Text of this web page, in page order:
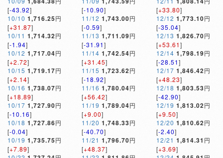
[-43.92]
10/10 1,716.25円
[+31.87]
10/11 1,714.32円
[-1.94]
10/12 1,717.04円
[+2.72]
10/15 1,719.17円
[+2.14]
10/16 1,738.07円
[+18.89]
10/17 1,727.90円
[-10.16]
10/18 1,727.86円
[-0.04]
10/19 1,735.75円
[+7.89]
[-10.90]
11/12 1,743.00円
[-0.59]
11/13 1,711.09円
[-31.91]
11/14 1,742.54円
[+31.45]
11/15 1,723.62円
[-18.92]
11/16 1,780.04円
[+56.42]
11/19 1,789.04円
[+9.00]
11/20 1,748.33円
[-40.70]
11/21 1,796.70円
[+48.37]
[+33.80]
12/12 1,773.10円
[-35.04]
12/13 1,826.70円
[+53.61]
12/14 1,798.19円
[-28.51]
12/17 1,846.42円
[+48.23]
12/18 1,803.53円
[-42.90]
12/19 1,813.02円
[+9.50]
12/20 1,810.62円
[-2.40]
12/21 1,814.31 円
[+3.69]